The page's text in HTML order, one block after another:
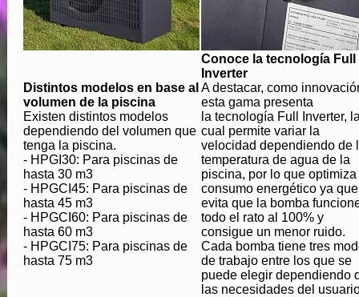
Distintos modelos en base al
volumen de la piscina
Existen distintos modelos
dependiendo del volumen que
tenga la piscina.
- HPGI30: Para piscinas de
hasta 30 m3
- HPGCI45: Para piscinas de
hasta 45 m3
- HPGCI60: Para piscinas de
hasta 60 m3
- HPGCI75: Para piscinas de
hasta 75 m3
Conoce la tecnología Full
Inverter
A destacar, como
esta gama presenta
la tecnología Full Inverter,
cual permite variar la
velocidad dependiendo de
temperatura de agua de la
piscina, por lo que optimiza
consumo energético ya que
evita que la bomba
todo el rato al 100% y
consigue un menor ruido.
Cada bomba tiene tres
de trabajo entre los que se
puede elegir dependiendo
las necesidades del